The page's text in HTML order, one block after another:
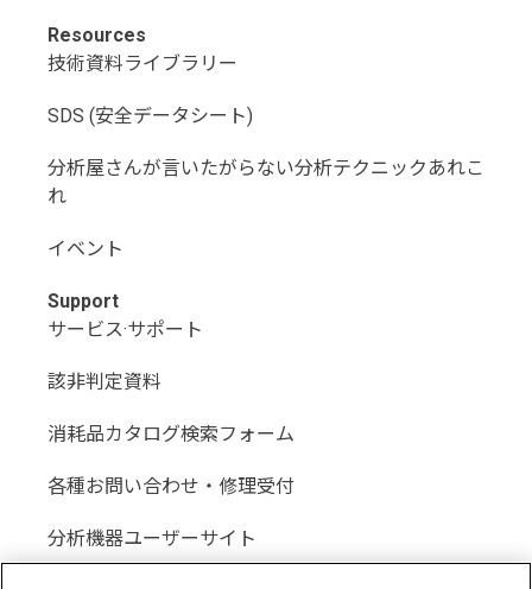
Resources
技術資料ライブラリー
SDS (安全データシート)
分析屋さんが言いたがらない分析テクニックあれこ
れ
イベント
Support
サービス·サポート
該非判定資料
消耗品カタログ検索フォーム
各種お問い合わせ・修理受付
分析機器ユーザーサイト